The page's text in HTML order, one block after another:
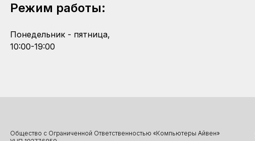
Режим работы:
Понедельник - пятница,
10:00-19:00
Общество с Ограниченной Ответственностью «Компьютеры Айвен»